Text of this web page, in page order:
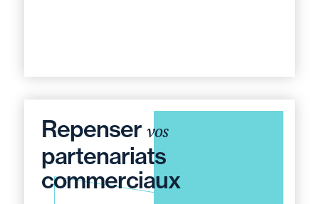
Repenser vos
partenariats
commerciaux